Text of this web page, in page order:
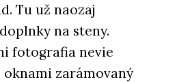
Tu už naozaj
na steny.
fotografia nevie
zarámovaný